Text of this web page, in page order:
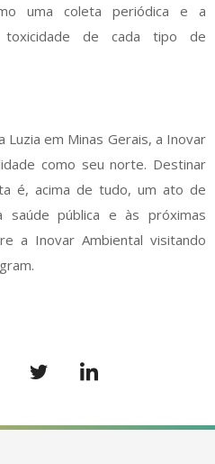
uma coleta periódica e a
de cada tipo de
Luzia em Minas Gerais, a Inovar
como seu norte. Destinar
é, acima de tudo, um ato de
pública e às próximas
a Inovar Ambiental visitando